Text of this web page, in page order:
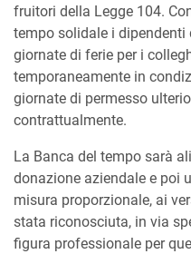
fruitori della Legge 104.
tempo solidale i
giornate di ferie per i
temporaneamente in
giornate di permesso
contrattualmente.
La Banca del tempo sarà
donazione aziendale e poi
misura proporzionale, ai
stata riconosciuta, in via
figura professionale per